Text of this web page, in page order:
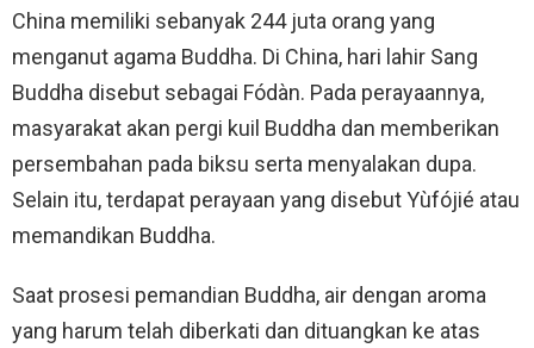
China memiliki sebanyak 244 juta orang yang
menganut agama Buddha. Di China, hari lahir Sang
Buddha disebut sebagai Fódàn. Pada perayaannya,
masyarakat akan pergi kuil Buddha dan memberikan
persembahan pada biksu serta menyalakan dupa.
Selain itu, terdapat perayaan yang disebut Yùfójié atau
memandikan Buddha.
Saat prosesi pemandian Buddha, air dengan aroma
yang harum telah diberkati dan dituangkan ke atas